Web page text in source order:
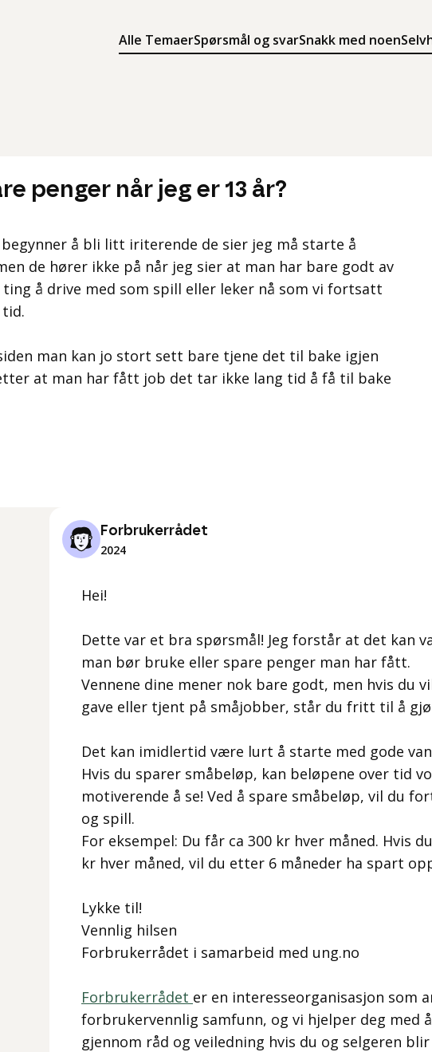
Alle TemaerSpørsmål og svarSnakk med noen
Søk
Meny
penger når jeg er 13 år?
begynner å bli litt iriterende de sier jeg må starte å
de hører ikke på når jeg sier at man har bare godt av
å drive med som spill eller leker nå som vi fortsatt
man kan jo stort sett bare tjene det til bake igjen
at man har fått job det tar ikke lang tid å få til bake
Forbrukerrådet
2024
Hei!
Dette var et bra spørsmål! Jeg forstår at det kan
man bør bruke eller spare penger man har fått.
Vennene dine mener nok bare godt, men hvis du
gave eller tjent på småjobber, står du fritt til å
Det kan imidlertid være lurt å starte med gode
Hvis du sparer småbeløp, kan beløpene over tid
motiverende å se! Ved å spare småbeløp, vil du
og spill.
For eksempel: Du får ca 300 kr hver måned. Hvis
kr hver måned, vil du etter 6 måneder ha spart
Lykke til!
Vennlig hilsen
Forbrukerrådet i samarbeid med ung.no
Forbrukerrådet er en interesseorganisasjon som
forbrukervennlig samfunn, og vi hjelper deg
gjennom råd og veiledning hvis du og selgeren blir